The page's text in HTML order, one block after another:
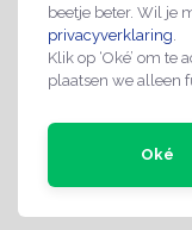
beetje beter. Wil je
privacyverklaring
Klik op ‘Oké’ om te
plaatsen we alleen
Oké